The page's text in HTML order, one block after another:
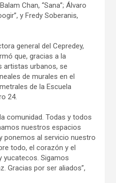
Chan, “Sana”; Álvaro
y Fredy Soberanis,
general del Cepredey,
que, gracias a la
artistas urbanos, se
de murales en el
de la Escuela
24.
comunidad. Todas y todos
nuestros espacios
ponemos al servicio nuestro
todo, el corazón y el
yucatecos. Sigamos
Gracias por ser aliados”,